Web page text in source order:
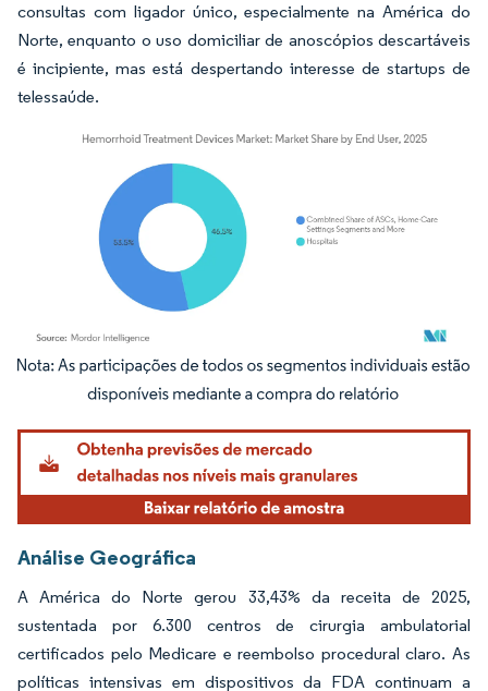
consultas com ligador único, especialmente na América do
Norte, enquanto o uso domiciliar de anoscópios descartáveis
é incipiente, mas está despertando interesse de startups de
telessaúde.
Imagem © Mordor Intelligence. O reuso requer atribuição conforme CC BY 4.0.
Análise Geográfica
A América do Norte gerou 33,43% da receita de 2025,
sustentada por 6.300 centros de cirurgia ambulatorial
certificados pelo Medicare e reembolso procedural claro. As
políticas intensivas em dispositivos da FDA continuam a